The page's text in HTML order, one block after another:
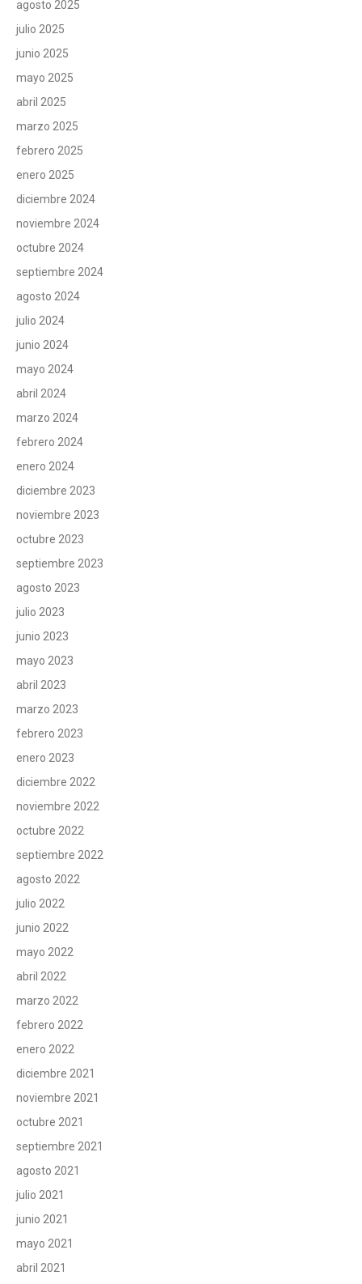
agosto 2025
julio 2025
junio 2025
mayo 2025
abril 2025
marzo 2025
febrero 2025
enero 2025
diciembre 2024
noviembre 2024
octubre 2024
septiembre 2024
agosto 2024
julio 2024
junio 2024
mayo 2024
abril 2024
marzo 2024
febrero 2024
enero 2024
diciembre 2023
noviembre 2023
octubre 2023
septiembre 2023
agosto 2023
julio 2023
junio 2023
mayo 2023
abril 2023
marzo 2023
febrero 2023
enero 2023
diciembre 2022
noviembre 2022
octubre 2022
septiembre 2022
agosto 2022
julio 2022
junio 2022
mayo 2022
abril 2022
marzo 2022
febrero 2022
enero 2022
diciembre 2021
noviembre 2021
octubre 2021
septiembre 2021
agosto 2021
julio 2021
junio 2021
mayo 2021
abril 2021